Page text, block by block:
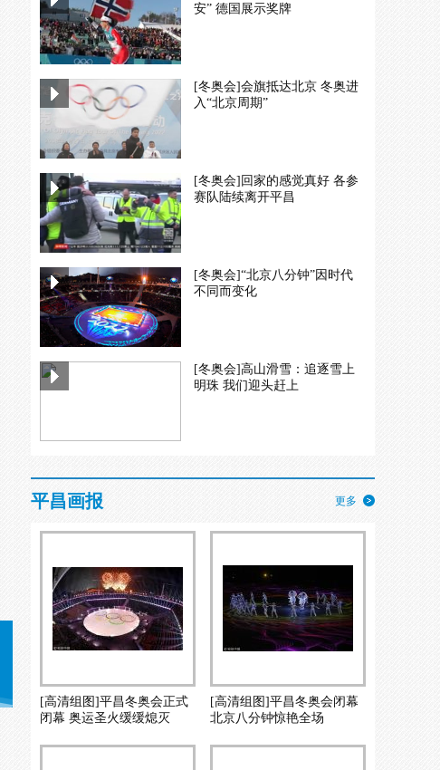
安” 德国展示奖牌
[冬奥会]会旗抵达北京 冬奥进
入“北京周期”
[冬奥会]回家的感觉真好 各参
赛队陆续离开平昌
[冬奥会]“北京八分钟”因时代
不同而变化
[冬奥会]高山滑雪：追逐雪上
明珠 我们迎头赶上
平昌画报 更多
[高清组图]平昌冬奥会正式
闭幕 奥运圣火缓缓熄灭
[高清组图]平昌冬奥会闭幕
北京八分钟惊艳全场